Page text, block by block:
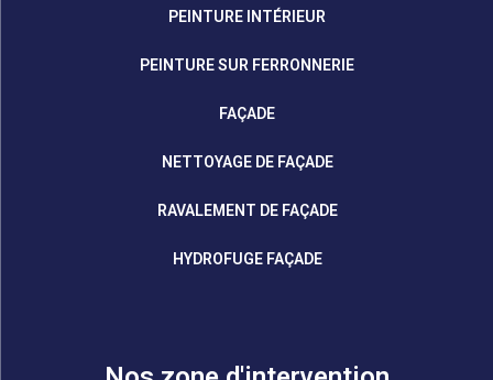
PEINTURE INTÉRIEUR
PEINTURE SUR FERRONNERIE
FAÇADE
NETTOYAGE DE FAÇADE
RAVALEMENT DE FAÇADE
HYDROFUGE FAÇADE